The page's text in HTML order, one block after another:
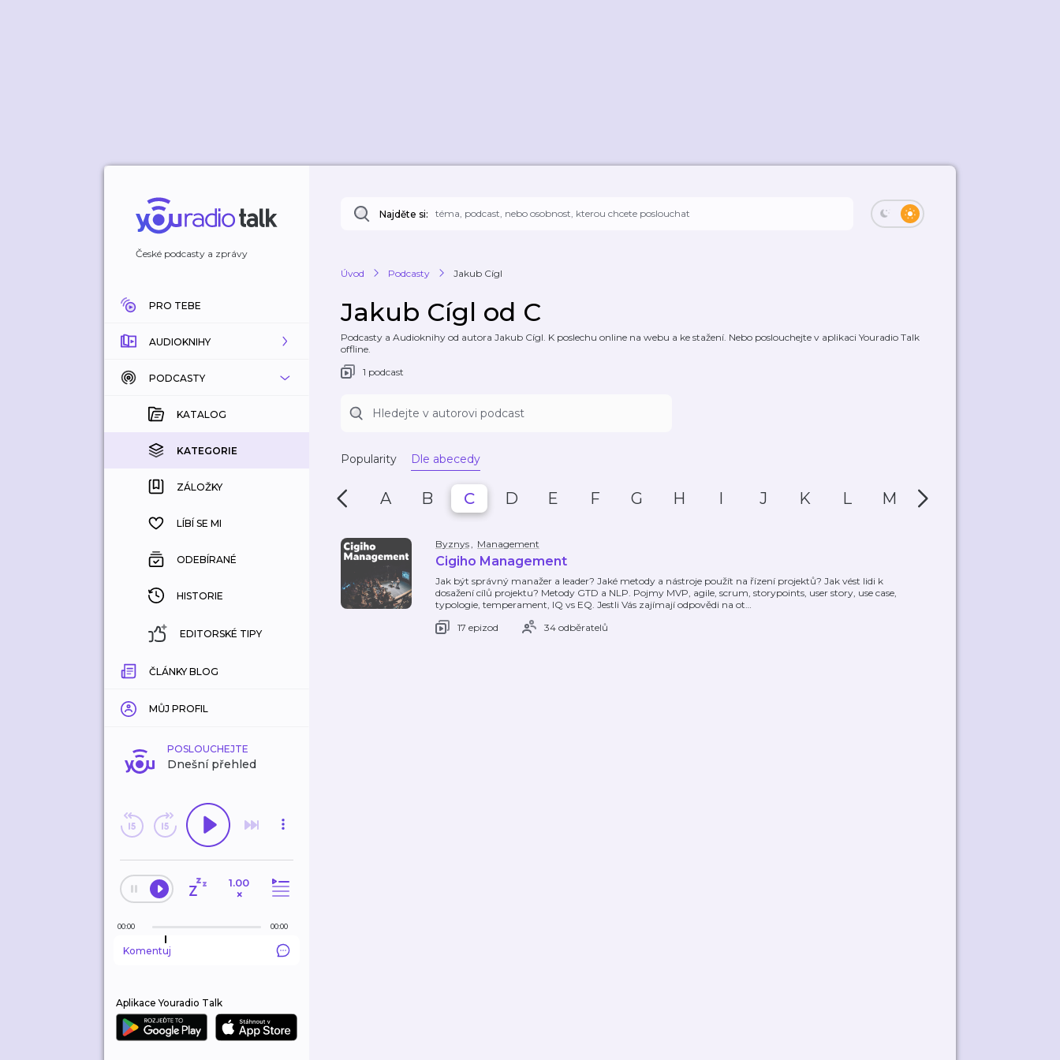
České podcasty a zprávy
PRO TEBE
AUDIOKNIHY
KATALOG
KOUPENÉ
KATEGORIE
ZÁLOŽKY
HISTORIE
PODCASTY
KATALOG
KATEGORIE
ZÁLOŽKY
LÍBÍ SE MI
ODEBÍRANÉ
HISTORIE
EDITORSKÉ TIPY
ČLÁNKY BLOG
MŮJ PROFIL
POSLOUCHEJTE
Dnešní přehled
1.00
×
00:00 00:00
Komentuj
Aplikace Youradio Talk
Najděte si:
Úvod Podcasty Jakub Cígl
Jakub Cígl od C
Podcasty a Audioknihy od autora Jakub Cígl. K poslechu online na webu a ke stažení. Nebo poslouchejte v aplikaci Youradio Talk
offline.
1 podcast
Popularity Dle abecedy
A B C D E F G H I J K L M N
Byznys, Management
Cigiho Management
Jak být správný manažer a leader? Jaké metody a nástroje použít na řízení projektů? Jak vést lidi k
dosažení cílů projektu? Metody GTD a NLP. Pojmy MVP, agile, scrum, storypoints, user story, use case,
typologie, temperament, IQ vs EQ. Jestli Vás zajímají odpovědi na ot…
17 epizod
34 odběratelů